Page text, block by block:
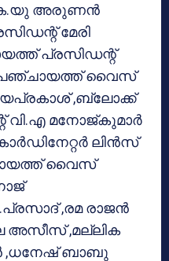
അരുണൻ
മേരി
പ്രസിഡന്റ്
പഞ്ചായത്ത് വൈസ്
,ബ്ലോക്ക്
വി.എ മനോജ്‌കുമാർ
ലിൻസ്
വൈസ്
,രമ രാജൻ
അസീസ് ,മല്ലിക
,ധനേഷ് ബാബു